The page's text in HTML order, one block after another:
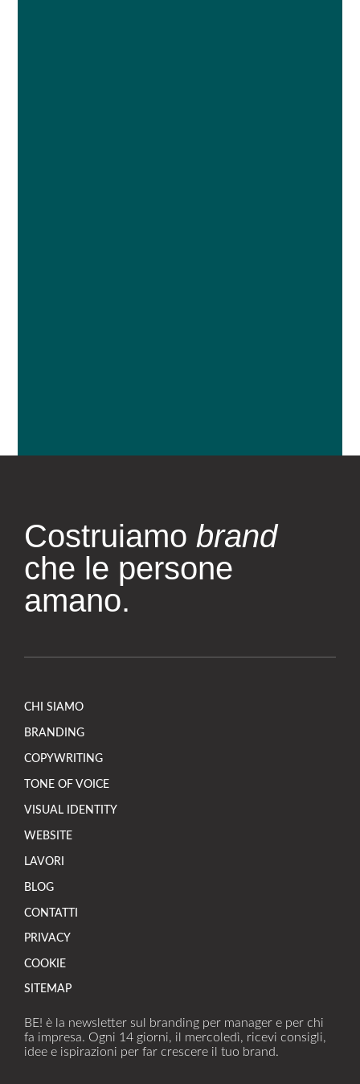
Costruiamo brand
che le persone
amano.
CHI SIAMO
BRANDING
COPYWRITING
TONE OF VOICE
VISUAL IDENTITY
WEBSITE
LAVORI
BLOG
CONTATTI
PRIVACY
COOKIE
SITEMAP
BE! è la newsletter sul branding per manager e per chi
fa impresa. Ogni 14 giorni, il mercoledì, ricevi consigli,
idee e ispirazioni per far crescere il tuo brand.